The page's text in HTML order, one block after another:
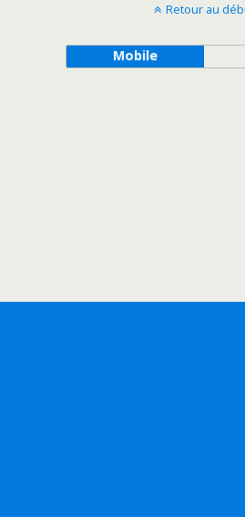
Retour au
Mobile